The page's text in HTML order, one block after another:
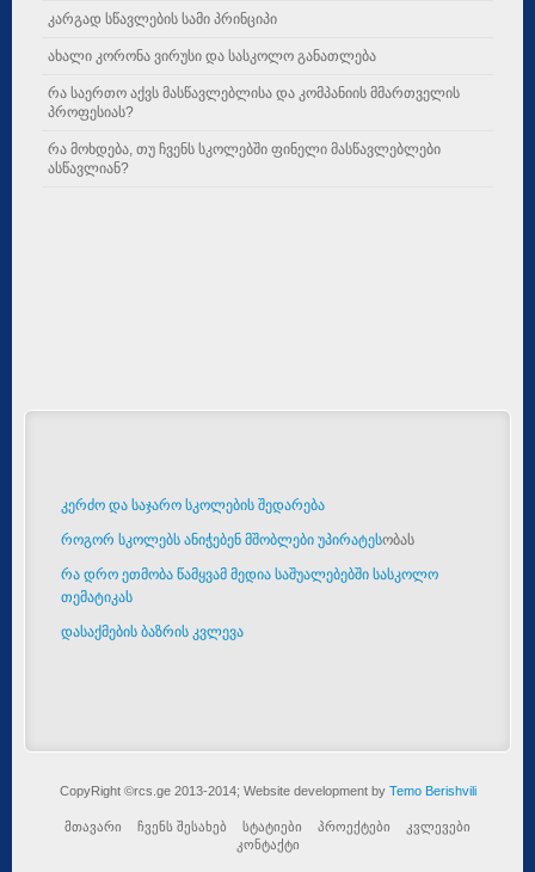
კარგად სწავლების სამი პრინციპი
ახალი კორონა ვირუსი და სასკოლო განათლება
რა საერთო აქვს მასწავლებლისა და კომპანიის მმართველის
პროფესიას?
რა მოხდება, თუ ჩვენს სკოლებში ფინელი მასწავლებლები
ასწავლიან?
კერძო და საჯარო სკოლების შედარება
როგორ სკოლებს ანიჭებენ მშობლები უპირატესობას
რა დრო ეთმობა წამყვამ მედია საშუალებებში სასკოლო
თემატიკას
დასაქმების ბაზრის კვლევა
CopyRight ©rcs.ge 2013-2014; Website development by Temo Berishvili
მთავარი ჩვენს შესახებ სტატიები პროექტები
კვლევები
კონტაქტი